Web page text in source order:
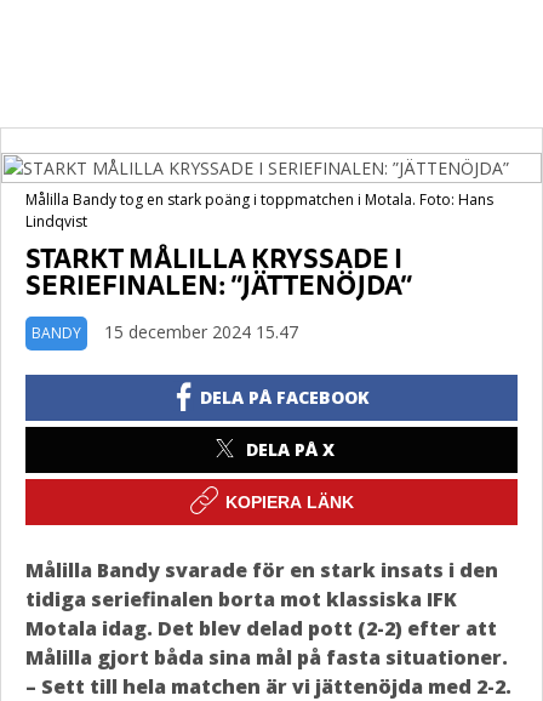
Målilla Bandy tog en stark poäng i toppmatchen i Motala. Foto: Hans
Lindqvist
STARKT MÅLILLA KRYSSADE I
SERIEFINALEN: ”JÄTTENÖJDA”
BANDY 15 december 2024 15.47
DELA PÅ FACEBOOK
DELA PÅ X
KOPIERA LÄNK
Målilla Bandy svarade för en stark insats i den
tidiga seriefinalen borta mot klassiska IFK
Motala idag. Det blev delad pott (2-2) efter att
Målilla gjort båda sina mål på fasta situationer.
– Sett till hela matchen är vi jättenöjda med 2-2.